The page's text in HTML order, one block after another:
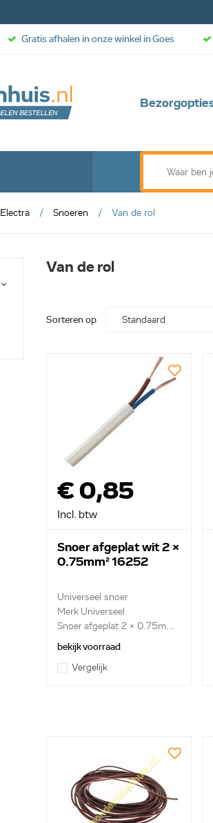
Gratis afhalen in onze winkel in Goes
Electra Snoeren Van de rol
Van de rol
Sorteren op
€ 0,85
Incl. btw
Snoer afgeplat wit 2 x
0.75mm² 16252
Universeel snoer
Merk Universeel
Snoer afgeplat 2 x 0.75m...
bekijk voorraad
Vergelijk